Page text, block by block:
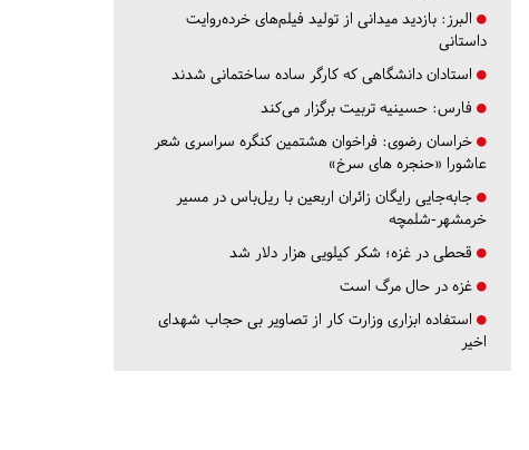
البرز: بازدید میدانی از تولید فیلم‌های خرده‌روایت
داستانی
استادان دانشگاهی که کارگر ساده ساختمانی شدند
فارس: حسینیه تربیت برگزار می‌کند
خراسان رضوی: فراخوان هشتمین کنگره سراسری شعر
عاشورا «حنجره های سرخ»
جابه‌جایی رایگان زائران اربعین با ریل‌باس در مسیر
خرمشهر-شلمچه
قحطی در غزه؛ شکر کیلویی هزار دلار شد
غزه در حال مرگ است
استفاده ابزاری وزارت کار از تصاویر بی حجاب شهدای
اخیر